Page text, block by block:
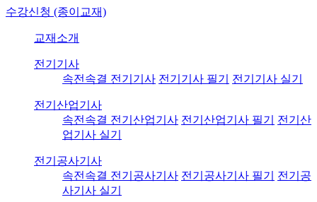
수강신청 (종이교재)
교재소개
전기기사
속전속결 전기기사 전기기사 필기 전기기사 실기
전기산업기사
속전속결 전기산업기사 전기산업기사 필기
전기산
업기사 실기
전기공사기사
속전속결 전기공사기사 전기공사기사 필기
전기공
사기사 실기